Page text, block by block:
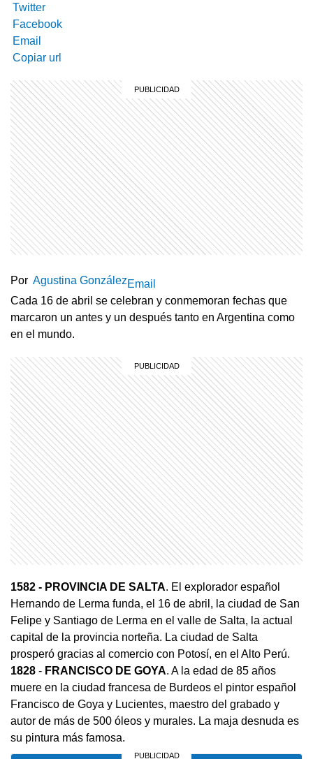
Twitter
Facebook
Email
Copiar url
Por Agustina GonzálezEmail
Cada 16 de abril se celebran y conmemoran fechas que
marcaron un antes y un después tanto en Argentina como
en el mundo.
1582 - PROVINCIA DE SALTA. El explorador español
Hernando de Lerma funda, el 16 de abril, la ciudad de San
Felipe y Santiago de Lerma en el valle de Salta, la actual
capital de la provincia norteña. La ciudad de Salta
prosperó gracias al comercio con Potosí, en el Alto Perú.
1828 - FRANCISCO DE GOYA. A la edad de 85 años
muere en la ciudad francesa de Burdeos el pintor español
Francisco de Goya y Lucientes, maestro del grabado y
autor de más de 500 óleos y murales. La maja desnuda es
su pintura más famosa.